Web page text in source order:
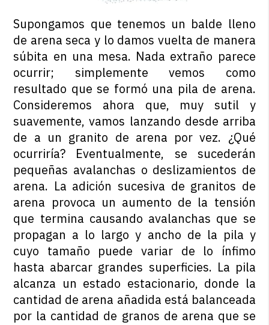
Supongamos que tenemos un balde lleno
de arena seca y lo damos vuelta de manera
súbita en una mesa. Nada extraño parece
ocurrir; simplemente vemos como
resultado que se formó una pila de arena.
Consideremos ahora que, muy sutil y
suavemente, vamos lanzando desde arriba
de a un granito de arena por vez. ¿Qué
ocurriría? Eventualmente, se sucederán
pequeñas avalanchas o deslizamientos de
arena. La adición sucesiva de granitos de
arena provoca un aumento de la tensión
que termina causando avalanchas que se
propagan a lo largo y ancho de la pila y
cuyo tamaño puede variar de lo ínfimo
hasta abarcar grandes superficies. La pila
alcanza un estado estacionario, donde la
cantidad de arena añadida está balanceada
por la cantidad de granos de arena que se